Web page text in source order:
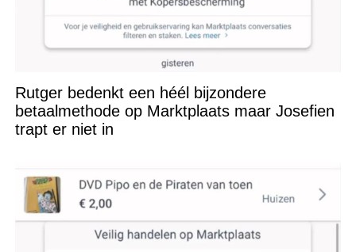
Rutger bedenkt een héél bijzondere
betaalmethode op Marktplaats maar Josefien
trapt er niet in